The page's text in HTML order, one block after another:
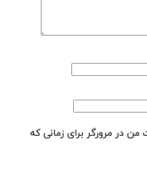
در مرورگر برای زمانی که